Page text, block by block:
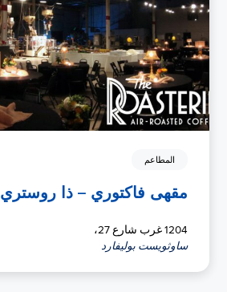
المطاعم
مقهى فاكتوري – ذا روستري
1204 غرب شارع 27،
ساوثويست بوليفارد